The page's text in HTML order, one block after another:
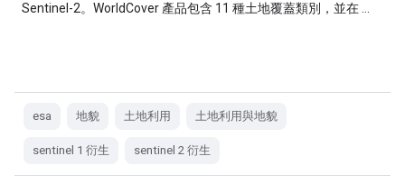
Sentinel-2。WorldCover 產品包含 11 種土地覆蓋類別，並在 …
esa 地貌 土地利用 土地利用與地貌
sentinel 1 衍生 sentinel 2 衍生